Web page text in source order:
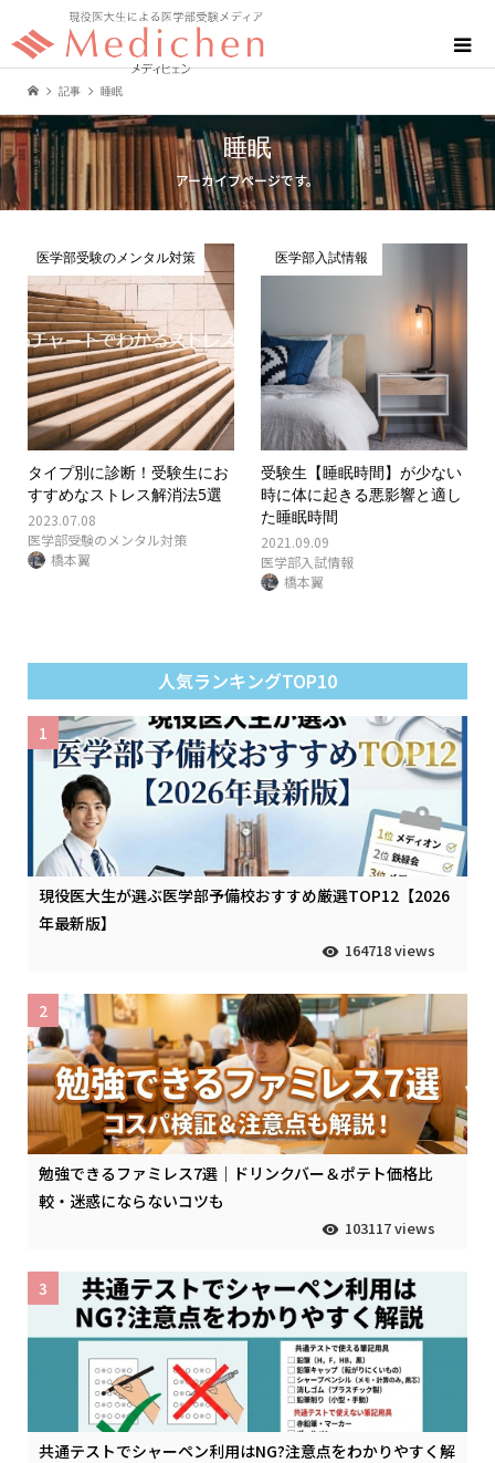
記事 睡眠
睡眠
アーカイブページです。
医学部受験のメンタル対策
タイプ別に診断！受験生にお
すすめなストレス解消法5選
2023.07.08
医学部受験のメンタル対策
橋本翼
医学部入試情報
受験生【睡眠時間】が少ない
時に体に起きる悪影響と適し
た睡眠時間
2021.09.09
医学部入試情報
橋本翼
人気ランキングTOP10
現役医大生が選ぶ医学部予備校おすすめ厳選TOP12【2026
年最新版】
164718 views
1
勉強できるファミレス7選｜ドリンクバー＆ポテト価格比
較・迷惑にならないコツも
103117 views
2
共通テストでシャーペン利用はNG?注意点をわかりやすく解
3